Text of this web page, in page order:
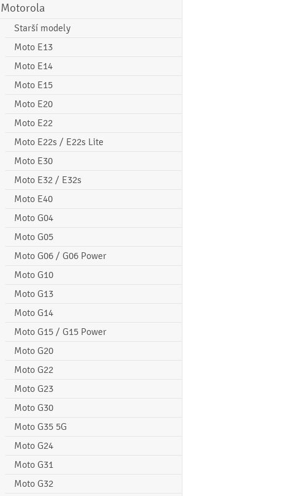
Motorola
Starší modely
Moto E13
Moto E14
Moto E15
Moto E20
Moto E22
Moto E22s / E22s Lite
Moto E30
Moto E32 / E32s
Moto E40
Moto G04
Moto G05
Moto G06 / G06 Power
Moto G10
Moto G13
Moto G14
Moto G15 / G15 Power
Moto G20
Moto G22
Moto G23
Moto G30
Moto G35 5G
Moto G24
Moto G31
Moto G32